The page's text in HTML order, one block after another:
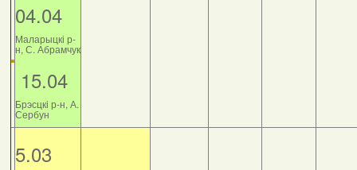
04.04
Маларыцкі р-
н, С. Абрамчук
15.04
Брэсцкі р-н, А.
Сербун
5.03